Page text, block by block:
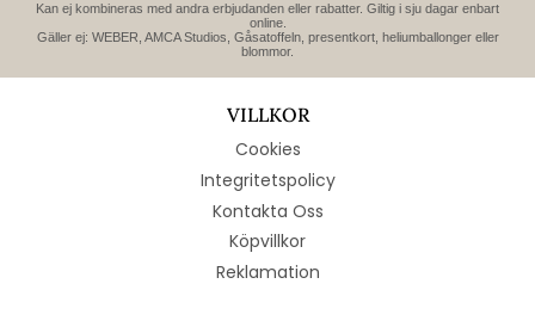
Kan ej kombineras med andra erbjudanden eller rabatter. Giltig i sju dagar enbart
online.
Gäller ej: WEBER, AMCA Studios, Gåsatoffeln, presentkort, heliumballonger eller
blommor.
VILLKOR
Cookies
Integritetspolicy
Kontakta Oss
Köpvillkor
Reklamation